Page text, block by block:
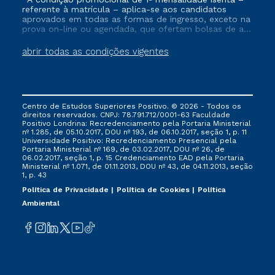
abrir todas as condições vigentes
referente à matrícula – aplica-se aos candidatos
aprovados em todas as formas de ingresso, exceto na
prova on-line ou agendada, que ofertam bolsas de até
vigente, que ainda não tenham efetivado e/ou não
tenham cancelado ou trancado sua matrícula em uma
via FIES, Prouni e outros programas governamentais, e
não se acumula com nenhuma outra campanha
ofertada pela Instituição.
Centro de Estudos Superiores Positivo. © 2026 - Todos os
direitos reservados. CNPJ: 78.791.712/0001-63 Faculdade
Positivo Londrina: Recredenciamento pela Portaria Ministerial
nº 1.285, de 05.10.2017, DOU nº 193, de 06.10.2017, seção 1, p. 11
Universidade Positivo: Recredenciamento Presencial ​pela
Portaria Ministerial nº 169, de 03.02.2017, DOU nº 26, de
06.02.2017, seção 1, p. 15 Credenciamento EAD pela Portaria
Ministerial nº 1.071, de 01.11.2013, DOU nº 43, de 04.11.2013, seção
1, p. 43
Política de Privacidade
Política de Cookies
Política
Ambiental